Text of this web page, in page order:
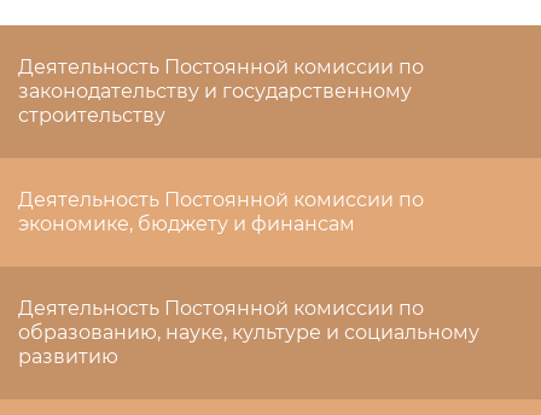
Деятельность Постоянной комиссии по
законодательству и государственному
строительству
Деятельность Постоянной комиссии по
экономике, бюджету и финансам
Деятельность Постоянной комиссии по
образованию, науке, культуре и социальному
развитию